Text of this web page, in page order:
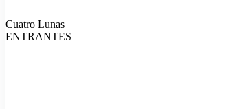
Cuatro Lunas
ENTRANTES